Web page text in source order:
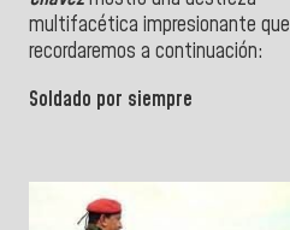
multifacética impresionante que
recordaremos a continuación:
Soldado por siempre